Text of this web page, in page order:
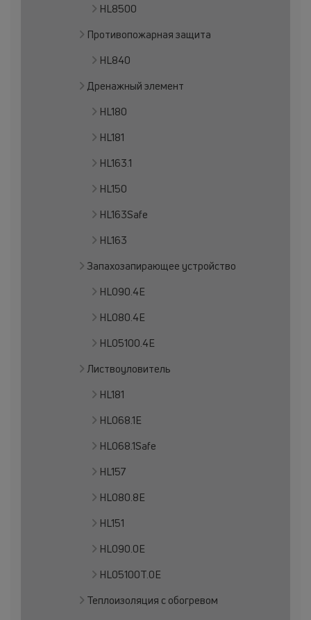
HL8500
Противопожарная защита
HL840
Дренажный элемент
HL180
HL181
HL163.1
HL150
HL163Safe
HL163
Запахозапирающее устройство
HL090.4E
HL080.4E
HL05100.4E
Листвоуловитель
HL181
HL068.1E
HL068.1Safe
HL157
HL080.8E
HL151
HL090.0E
HL05100T.0E
Теплоизоляция с обогревом